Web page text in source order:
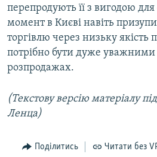
перепродують її з вигодою
момент в Києві навіть
торгівлю через низьку якість
потрібно бути дуже
розпродажах.
(Текстову версію матеріалу
Ленца)
Поділитись Читати без